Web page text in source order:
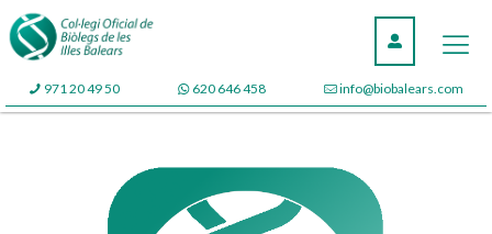
971 20 49 50 620 646 458 info@biobalears.com